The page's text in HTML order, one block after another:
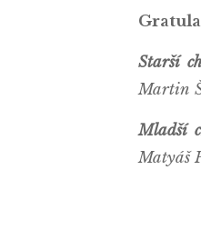
Starší
Martin
Mladší
Matyáš